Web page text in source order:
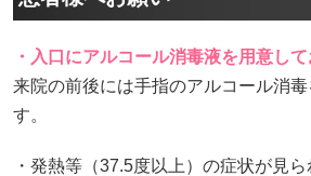
・入口にアルコール消毒液を用意して
来院の前後には手指のアルコール消毒
す。
・発熱等（37.5度以上）の症状が見ら